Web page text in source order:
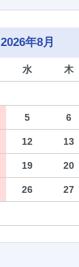
2026年8月
水 木
5 6
12 13
19 20
26 27